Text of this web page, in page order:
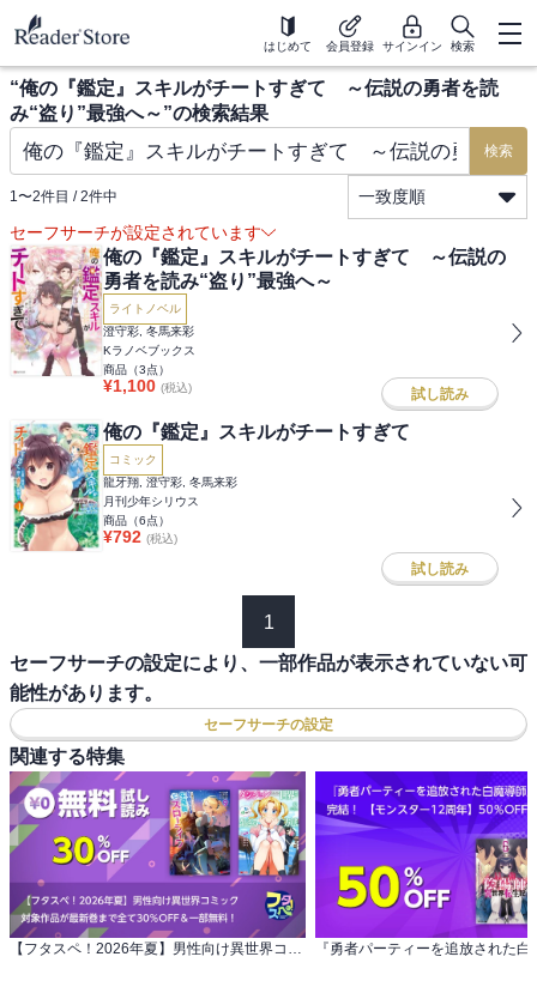
はじめて 会員登録 サインイン 検索
“俺の『鑑定』スキルがチートすぎて ～伝説の勇者を読
み“盗り”最強へ～”の検索結果
検索
1〜2件目 / 2件中
一致度順
セーフサーチが設定されています
俺の『鑑定』スキルがチートすぎて ～伝説の
勇者を読み“盗り”最強へ～
ライトノベル
澄守彩, 冬馬来彩
Kラノベブックス
商品（3点）
¥1,100 (税込) 試し読み
俺の『鑑定』スキルがチートすぎて
コミック
龍牙翔, 澄守彩, 冬馬来彩
月刊少年シリウス
商品（6点）
¥792 (税込)
試し読み
1
セーフサーチの設定により、一部作品が表示されていない可
能性があります。
セーフサーチの設定
関連する特集
【フタスペ！2026年夏】男性向け異世界コミック 対象作品が最新巻まで全て30％OFF＆一部無料！